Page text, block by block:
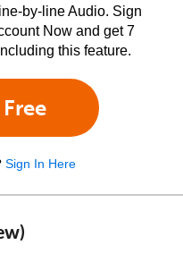
by-line Audio. Sign
Now and get 7
this feature.
Sign In Here